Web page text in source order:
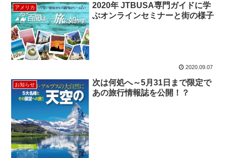
アメリカ
2020年 JTBUSA専門ガイドに学
ぶオンラインセミナーと街の様子
2020.09.07
お知らせ
次は何処へ～5月31日まで限定で
あの旅行情報誌を公開！？